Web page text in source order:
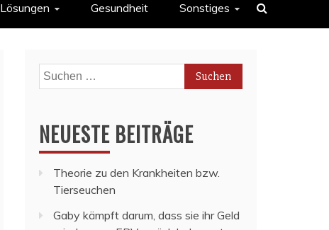
Lösungen Gesundheit Sonstiges
Suchen
nach:
NEUESTE BEITRÄGE
Theorie zu den Krankheiten bzw.
Tierseuchen
Gaby kämpft darum, dass sie ihr Geld